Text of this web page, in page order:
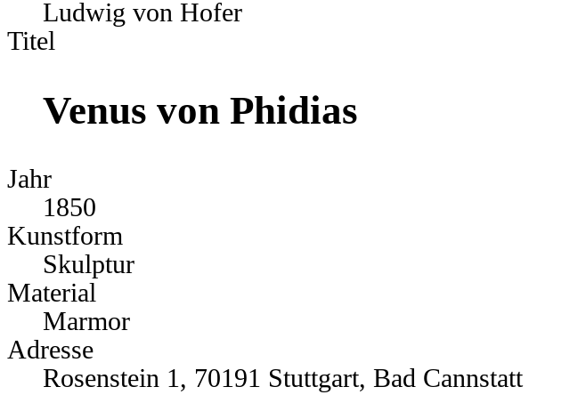
Ludwig von Hofer
Titel
Venus von Phidias
Jahr
1850
Kunstform
Skulptur
Material
Marmor
Adresse
Rosenstein 1, 70191 Stuttgart, Bad Cannstatt